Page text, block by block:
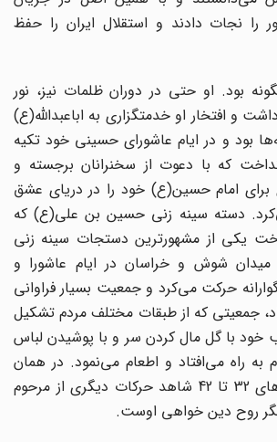
نجات دادند و استقلال ایران را حفظ
بود. او حتى در دوران ظلمات نیز، نور
و افتخار او خدمتگزارى به اباعبداللّه‌(ع)
بود و در ایام عاشوراى حسینى خود تکیه
که با دعوت از سخنرانان برجسته و
امام حسین(ع) خود را در دریاى عشق
دسته سینه زنى حسین بن على(ع) که
یکى از مشهورترین دستجات سینه زنى
شوش و خراسان در ایام عاشورا و
حرکت مى‌کرد و جمعیت بسیار فراوانى
جمعیتى که از طبقات مختلف مردم تشکیل
با گل مال کردن سر و با پوشیدن لباس
راه مى‌افتاد و اطعام مى‌نمود. در همان
ایام و در طول سال‌هاى 32 تا 42 شاهد حرکات دیگرى از مرحوم
روح دین خواهى اوست.